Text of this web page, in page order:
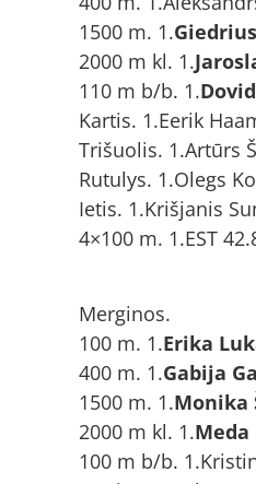
1500 m. 1.
2000 m kl. 1.
110 m b/b. 1.
Kartis. 1.Eerik
Trišuolis. 1.Artūrs
Rutulys. 1.Olegs
Ietis. 1.Krišjanis
4×100 m. 1.EST
Merginos.
100 m. 1.Erika
400 m. 1.Gabija
1500 m. 1.Monika
2000 m kl. 1.Meda
100 m b/b.